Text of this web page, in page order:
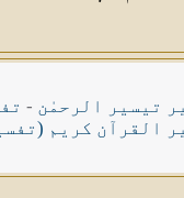
تیسیر الرحمٰن -
القرآن کریم